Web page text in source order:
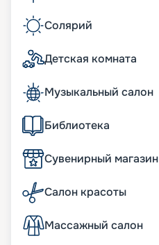
Солярий
Детская комната
Музыкальный салон
Библиотека
Сувенирный магазин
Салон красоты
Массажный салон